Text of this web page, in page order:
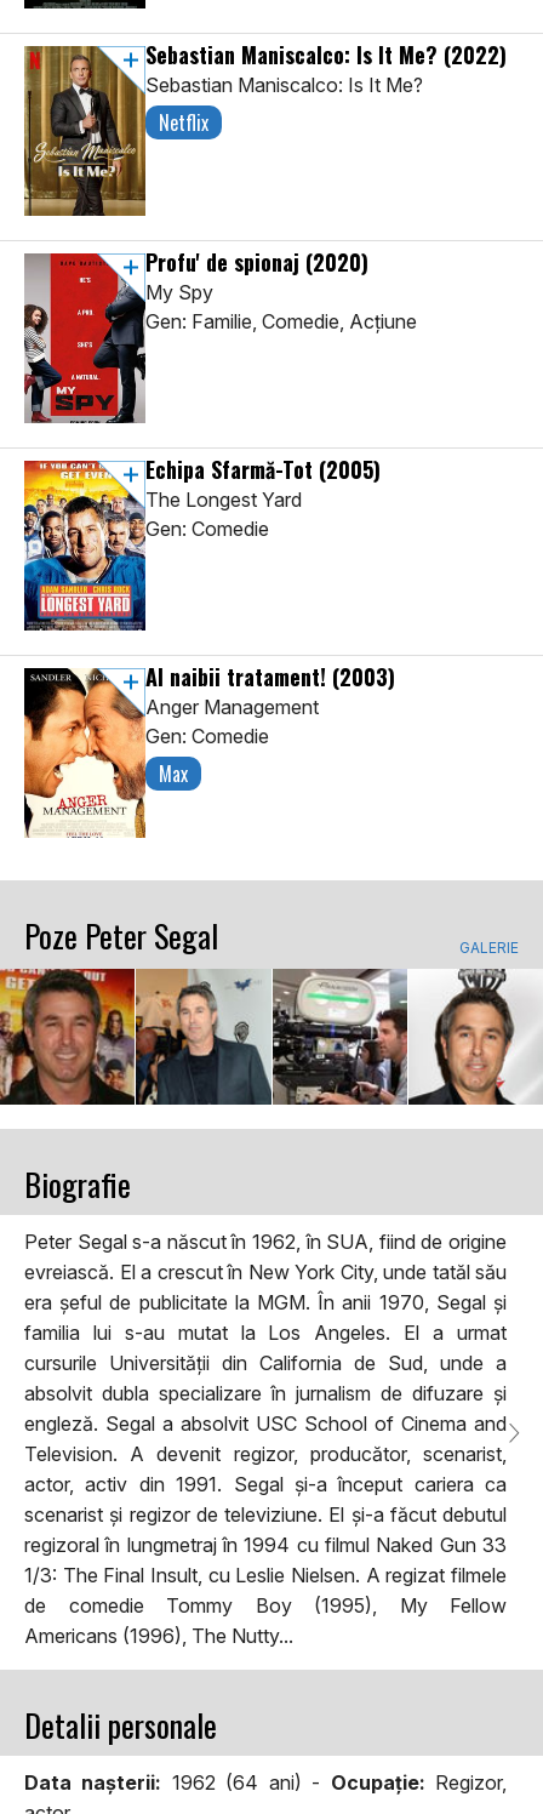
Sebastian Maniscalco: Is It Me? (2022)
Sebastian Maniscalco: Is It Me?
Netflix
Profu' de spionaj (2020)
My Spy
Gen: Familie, Comedie, Acţiune
Echipa Sfarmă-Tot (2005)
The Longest Yard
Gen: Comedie
Al naibii tratament! (2003)
Anger Management
Gen: Comedie
Max
Poze Peter Segal GALERIE
Biografie
Peter Segal s-a născut în 1962, în SUA, fiind de origine
evreiască. El a crescut în New York City, unde tatăl său
era șeful de publicitate la MGM. În anii 1970, Segal și
familia lui s-au mutat la Los Angeles. El a urmat
cursurile Universității din California de Sud, unde a
absolvit dubla specializare în jurnalism de difuzare și
engleză. Segal a absolvit USC School of Cinema and
Television. A devenit regizor, producător, scenarist,
actor, activ din 1991. Segal și-a început cariera ca
scenarist și regizor de televiziune. El și-a făcut debutul
regizoral în lungmetraj în 1994 cu filmul Naked Gun 33
1/3: The Final Insult, cu Leslie Nielsen. A regizat filmele
de comedie Tommy Boy (1995), My Fellow
Americans (1996), The Nutty...
Detalii personale
Data naşterii: 1962 (64 ani) - Ocupaţie: Regizor,